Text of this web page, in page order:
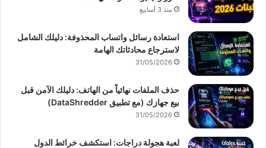
منذ 3 أسابيع
استعادة رسائل واتساب المحذوفة: دليلك الشامل
لاسترجاع محادثاتك الهامة
31/05/2026
حذف الملفات نهائياً من الهاتف: دليلك الآمن قبل
بيع جهازك (مع تطبيق DataShredder)
31/05/2026
لعبة هجولة دراجات: استكشف خرائط الدول